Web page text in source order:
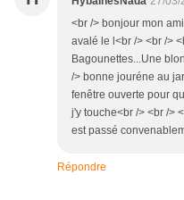
<br /> bonjour mon
avalé le l<br /> <br />
Bagounettes...Une
/> bonne jouréne au
fenêtre ouverte pour
j'y touche<br /> <br />
est passé
Répondre